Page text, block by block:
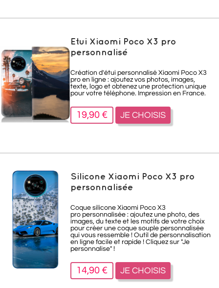
Etui Xiaomi Poco X3 pro
personnalisé
Création d'étui personnalisé Xiaomi Poco X3
pro en ligne : ajoutez vos photos, images,
texte, logo et obtenez une protection unique
pour votre téléphone. Impression en France.
19,90 € JE CHOISIS
Silicone Xiaomi Poco X3 pro
personnalisée
Coque silicone Xiaomi Poco X3
pro personnalisée : ajoutez une photo, des
images, du texte et les motifs de votre choix
pour créer une coque souple personnalisée
qui vous ressemble ! Outil de personnalisation
en ligne facile et rapide ! Cliquez sur "Je
personnalise" !
14,90 € JE CHOISIS